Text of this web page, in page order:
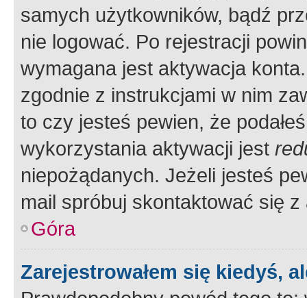
samych użytkowników, bądź
nie logować. Po rejestracji
wymagana jest aktywacja
zgodnie z instrukcjami w nim
to czy jesteś pewien, że
wykorzystania aktywacji jest
niepożądanych. Jeżeli jesteś
mail spróbuj skontaktować się
Góra
Zarejestrowałem się kiedyś,